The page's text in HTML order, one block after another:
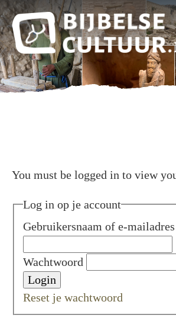
You must be logged in to view
Log in op je account
Gebruikersnaam of e-mailadres
Wachtwoord
Reset je wachtwoord